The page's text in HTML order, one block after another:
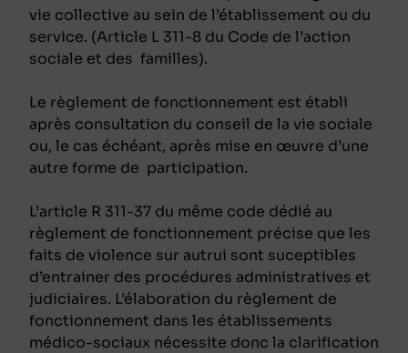
vie collective au sein de l’établissement ou du
service. (Article L 311-8 du Code de l’action
sociale et des familles).
Le règlement de fonctionnement est établi
après consultation du conseil de la vie sociale
ou, le cas échéant, après mise en œuvre d’une
autre forme de participation.
L’article R 311-37 du même code dédié au
règlement de fonctionnement précise que les
faits de violence sur autrui sont suceptibles
d’entrainer des procédures administratives et
judiciaires. L’élaboration du règlement de
fonctionnement dans les établissements
médico-sociaux nécessite donc la clarification